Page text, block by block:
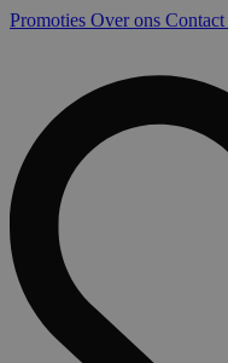
Promoties Over ons Contact